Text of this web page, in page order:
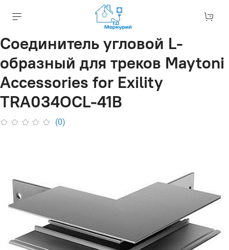
Соединитель угловой L-
образный для треков Maytoni
Accessories for Exility
TRA034OCL-41B
(0)